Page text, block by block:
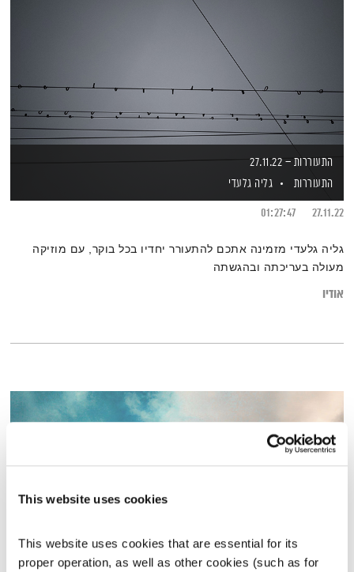
This website uses cookies
This website uses cookies that are essential for its
proper operation, as well as other cookies (such as for
התעוררות – 27.11.22
התעוררות
גליה גלעדי
27.11.22
01:27:47
גליה גלעדי מזמינה אתכם להתעורר יחדיו בכל בוקר, עם מוזיקה
מעולה בעריכתה ובהגשתה
אודיו